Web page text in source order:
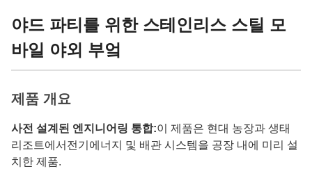
야드 파티를 위한 스테인리스 스틸 모
바일 야외 부엌
제품 개요
사전 설계된 엔지니어링 통합:이 제품은 현대 농장과 생태
리조트에서전기에너지 및 배관 시스템을 공장 내에 미리 설
치한 제품.